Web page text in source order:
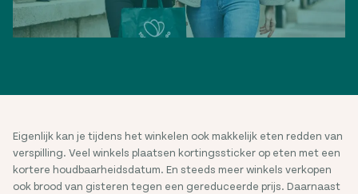
Eigenlijk kan je tijdens het winkelen ook makkelijk eten redden van
verspilling. Veel winkels plaatsen kortingssticker op eten met een
kortere houdbaarheidsdatum. En steeds meer winkels verkopen
ook brood van gisteren tegen een gereduceerde prijs. Daarnaast